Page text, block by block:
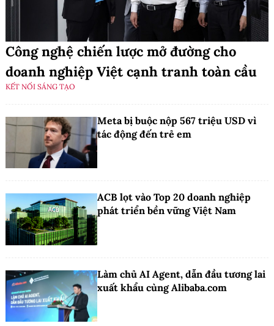
Công nghệ chiến lược mở đường cho
doanh nghiệp Việt cạnh tranh toàn cầu
KẾT NỐI SÁNG TẠO
Meta bị buộc nộp 567 triệu USD vì
tác động đến trẻ em
ACB lọt vào Top 20 doanh nghiệp
phát triển bền vững Việt Nam
Làm chủ AI Agent, dẫn đầu tương lai
xuất khẩu cùng Alibaba.com